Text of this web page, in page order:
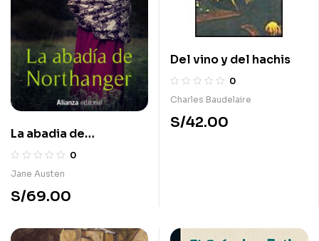
La abadia de
Northanger
0
Jane Austen
S/69.00
Del vino y del hachis
0
Charles Baudelaire
S/42.00